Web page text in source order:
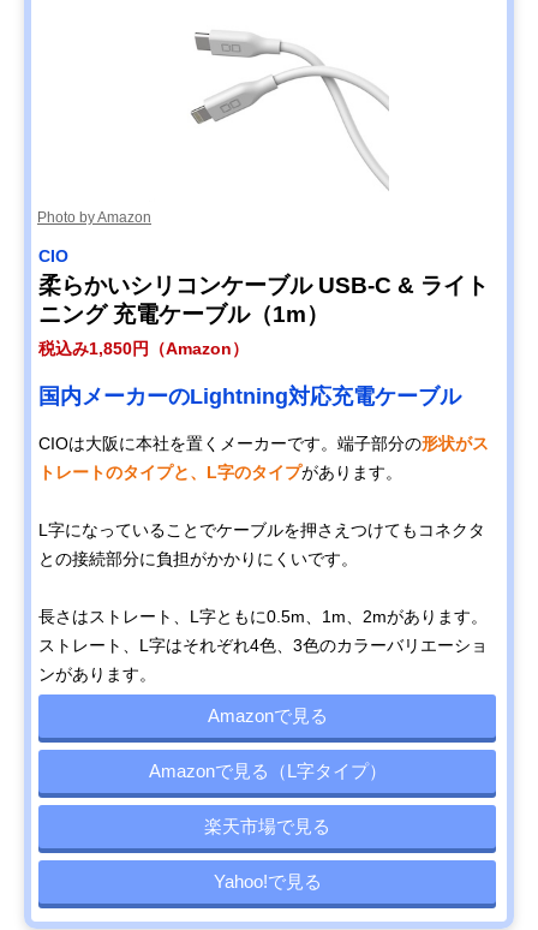
Photo by Amazon
CIO
柔らかいシリコンケーブル USB-C & ライト
ニング 充電ケーブル（1m）
税込み1,850円（Amazon）
国内メーカーのLightning対応充電ケーブル
CIOは大阪に本社を置くメーカーです。端子部分の形状がス
トレートのタイプと、L字のタイプがあります。
L字になっていることでケーブルを押さえつけてもコネクタ
との接続部分に負担がかかりにくいです。
長さはストレート、L字ともに0.5m、1m、2mがあります。
ストレート、L字はそれぞれ4色、3色のカラーバリエーショ
ンがあります。
Amazonで見る
Amazonで見る（L字タイプ）
楽天市場で見る
Yahoo!で見る